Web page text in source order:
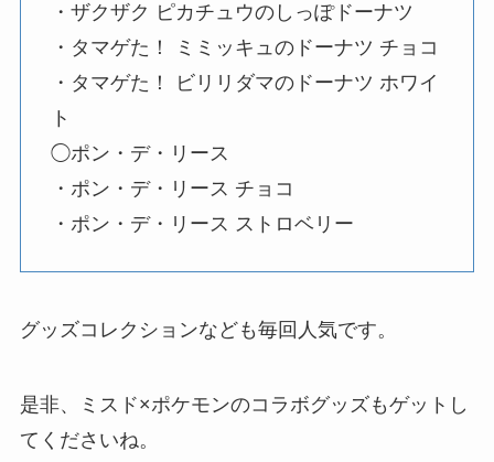
・ザクザク ピカチュウのしっぽドーナツ
・タマゲた！ ミミッキュのドーナツ チョコ
・タマゲた！ ビリリダマのドーナツ ホワイ
ト
◯ポン・デ・リース
・ポン・デ・リース チョコ
・ポン・デ・リース ストロベリー
グッズコレクションなども毎回人気です。
是非、ミスド×ポケモンのコラボグッズもゲットし
てくださいね。